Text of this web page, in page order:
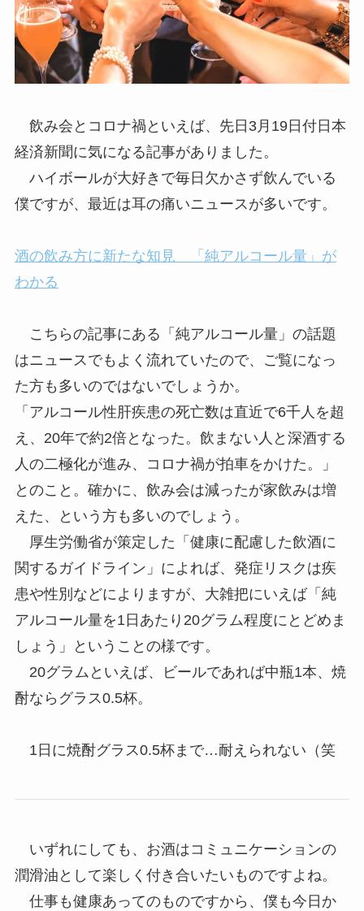
飲み会とコロナ禍といえば、先日3月19日付日本
経済新聞に気になる記事がありました。
ハイボールが大好きで毎日欠かさず飲んでいる
僕ですが、最近は耳の痛いニュースが多いです。
酒の飲み方に新たな知見 「純アルコール量」が
わかる
こちらの記事にある「純アルコール量」の話題
はニュースでもよく流れていたので、ご覧になっ
た方も多いのではないでしょうか。
「アルコール性肝疾患の死亡数は直近で6千人を超
え、20年で約2倍となった。飲まない人と深酒する
人の二極化が進み、コロナ禍が拍車をかけた。」
とのこと。確かに、飲み会は減ったが家飲みは増
えた、という方も多いのでしょう。
厚生労働省が策定した「健康に配慮した飲酒に
関するガイドライン」によれば、発症リスクは疾
患や性別などによりますが、大雑把にいえば「純
アルコール量を1日あたり20グラム程度にとどめま
しょう」ということの様です。
20グラムといえば、ビールであれば中瓶1本、焼
酎ならグラス0.5杯。
1日に焼酎グラス0.5杯まで…耐えられない（笑
いずれにしても、お酒はコミュニケーションの
潤滑油として楽しく付き合いたいものですよね。
仕事も健康あってのものですから、僕も今日か